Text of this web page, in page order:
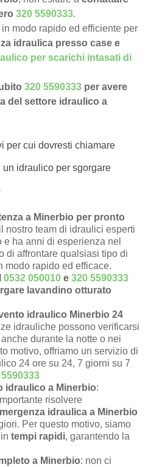
320 5590333.
modo rapido ed efficiente per
idraulica presso case e
per scarichi intasati di
320 5590333 per avere
del settore idraulico a
per cui dovresti chiamare
idraulico per sgorgare
a Minerbio per pronto
nostro team di idraulici esperti
ha anni di esperienza nel
di affrontare qualsiasi tipo di
modo rapido ed efficace.
0532 050010 e320 5590333
lavandino otturato
idraulico Minerbio 24
idrauliche possono verificarsi
durante la notte o nei
motivo, offriamo un servizio di
24 ore su 24, 7 giorni su 7
idraulico a Minerbio:
risolvere
idraulica a Minerbio
Per questo motivo, siamo
intempi rapidi, garantendo la
a Minerbio: non ci